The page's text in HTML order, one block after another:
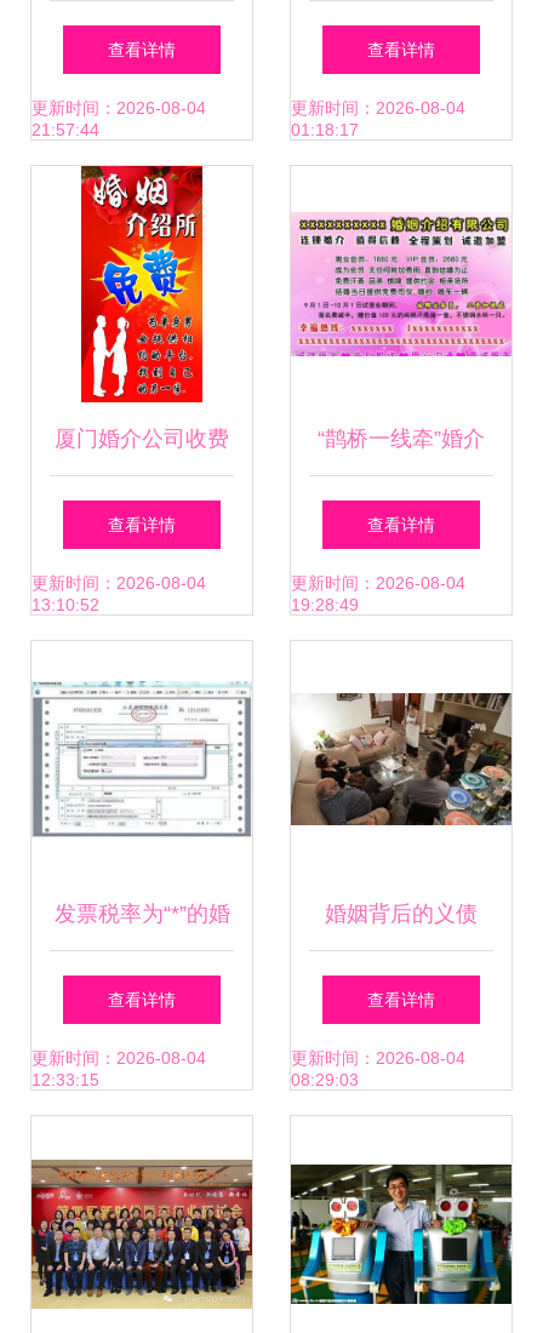
怎样提高相亲成功
率——借助婚姻介
绍服务实现高效脱
单
查看详情
更新时间：2026-08-04
21:57:44
查看详情
更新时间：2026-08-04
01:18:17
厦门婚介公司收费
标准、服务价格与
正规公司选择指南
查看详情
更新时间：2026-08-04
13:10:52
“鹊桥一线牵”婚介
服务名片设计指南
查看详情
更新时间：2026-08-04
19:28:49
发票税率为“*”的婚
姻介绍服务是否合
规？
查看详情
更新时间：2026-08-04
12:33:15
婚姻背后的义债
（根据提示改编的
完整叙事性文章）
查看详情
更新时间：2026-08-04
08:29:03